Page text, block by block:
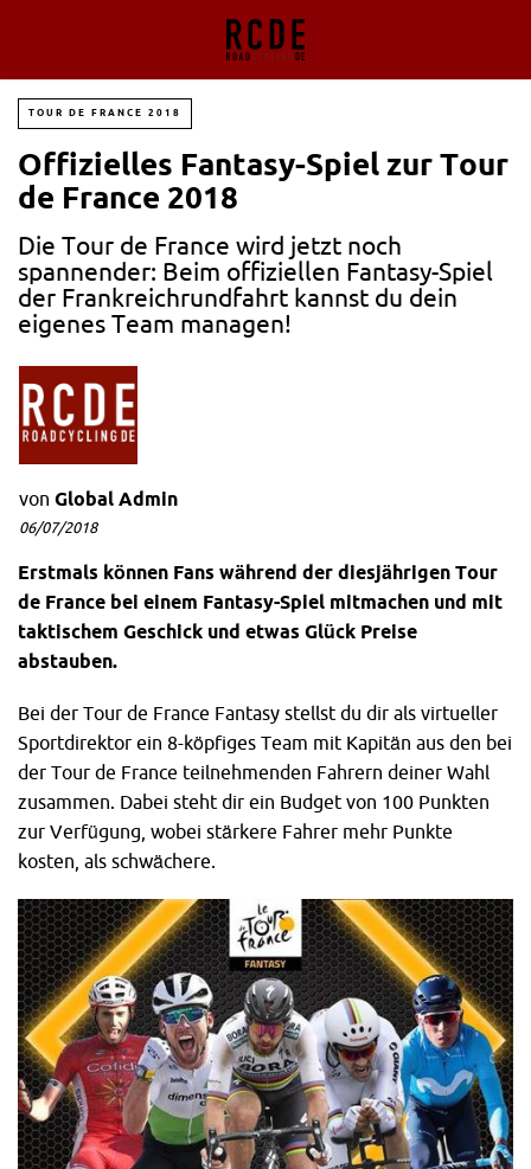
TOUR DE FRANCE 2018
Offizielles Fantasy-Spiel zur Tour
de France 2018
Die Tour de France wird jetzt noch
spannender: Beim offiziellen Fantasy-Spiel
der Frankreichrundfahrt kannst du dein
eigenes Team managen!
von Global Admin
06/07/2018
Erstmals können Fans während der diesjährigen Tour
de France bei einem Fantasy-Spiel mitmachen und mit
taktischem Geschick und etwas Glück Preise
abstauben.
Bei der Tour de France Fantasy stellst du dir als virtueller
Sportdirektor ein 8-köpfiges Team mit Kapitän aus den bei
der Tour de France teilnehmenden Fahrern deiner Wahl
zusammen. Dabei steht dir ein Budget von 100 Punkten
zur Verfügung, wobei stärkere Fahrer mehr Punkte
kosten, als schwächere.